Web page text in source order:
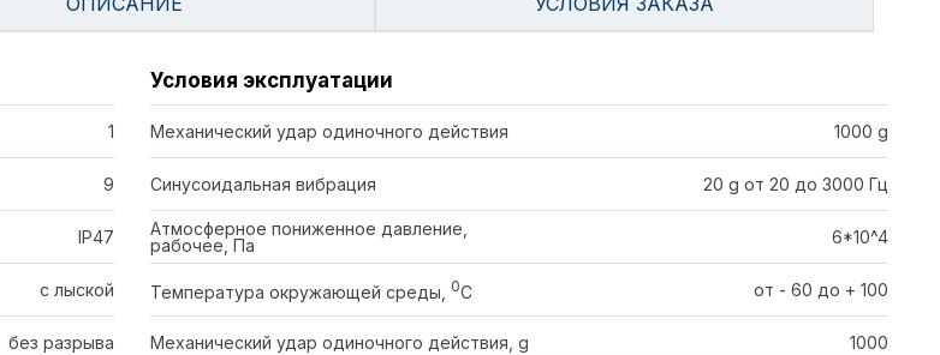
1
9
IP47
с лыской
без разрыва
Условия эксплуатации
Механический удар одиночного действия 1000 g
Синусоидальная вибрация 20 g от 20 до 3000 Гц
Атмосферное пониженное давление,
рабочее, Па
6*10^4
Температура окружающей среды, 0C от - 60 до + 100
Механический удар одиночного действия, g 1000